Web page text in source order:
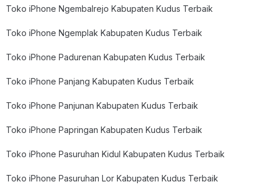
Toko iPhone Ngembalrejo Kabupaten Kudus Terbaik
Toko iPhone Ngemplak Kabupaten Kudus Terbaik
Toko iPhone Padurenan Kabupaten Kudus Terbaik
Toko iPhone Panjang Kabupaten Kudus Terbaik
Toko iPhone Panjunan Kabupaten Kudus Terbaik
Toko iPhone Papringan Kabupaten Kudus Terbaik
Toko iPhone Pasuruhan Kidul Kabupaten Kudus Terbaik
Toko iPhone Pasuruhan Lor Kabupaten Kudus Terbaik